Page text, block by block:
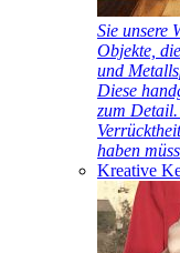
Sie unsere
Objekte,
und
Diese
zum
haben
Kreative